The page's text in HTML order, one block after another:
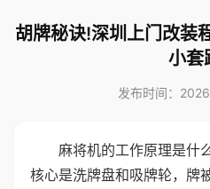
胡牌秘诀!深圳上门改装
小套
发布时间：
麻将机的工作原理是什
核心是洗牌盘和吸牌轮，牌